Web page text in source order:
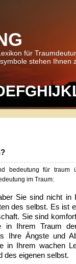
für
stehen Ihnen
EFGHIJK
bedeutung für traum
im Traum:
Sie sind nicht in
des selbst. Es ist
Sie sind
in Ihrem Traum
Ihre Ängste und
in Ihrem wachen
des eigenen selbst.